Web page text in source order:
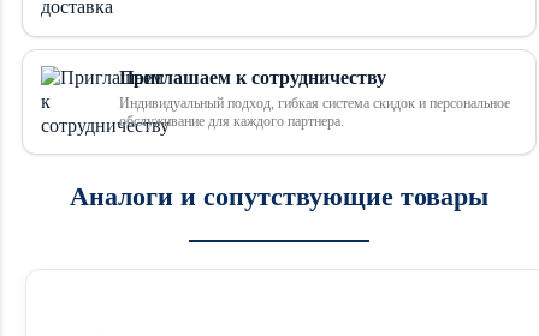
Приглашаем к сотрудничеству
Индивидуальный подход, гибкая система скидок и персональное
обслуживание для каждого партнера.
Аналоги и сопутствующие товары